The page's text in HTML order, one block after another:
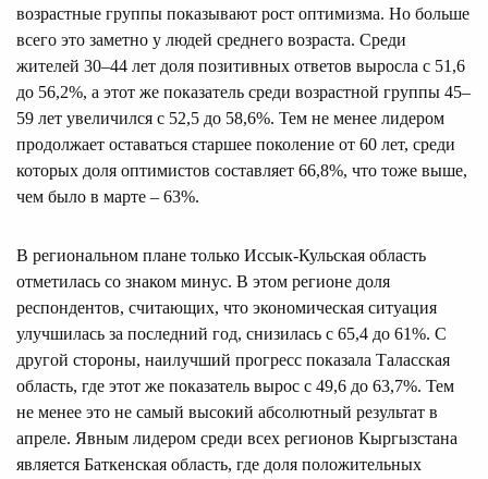
возрастные группы показывают рост оптимизма. Но больше
всего это заметно у людей среднего возраста. Среди
жителей 30–44 лет доля позитивных ответов выросла с 51,6
до 56,2%, а этот же показатель среди возрастной группы 45–
59 лет увеличился с 52,5 до 58,6%. Тем не менее лидером
продолжает оставаться старшее поколение от 60 лет, среди
которых доля оптимистов составляет 66,8%, что тоже выше,
чем было в марте – 63%.
В региональном плане только Иссык-Кульская область
отметилась со знаком минус. В этом регионе доля
респондентов, считающих, что экономическая ситуация
улучшилась за последний год, снизилась с 65,4 до 61%. С
другой стороны, наилучший прогресс показала Таласская
область, где этот же показатель вырос с 49,6 до 63,7%. Тем
не менее это не самый высокий абсолютный результат в
апреле. Явным лидером среди всех регионов Кыргызстана
является Баткенская область, где доля положительных